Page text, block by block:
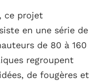
ce projet
en une série de
de 80 à 160
regroupent
de fougères et